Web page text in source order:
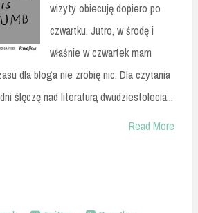
wizyty obiecuję dopiero po
czwartku. Jutro, w środę i
właśnie w czwartek mam
dla bloga nie zrobię nic. Dla czytania
ślęczę nad literaturą dwudziestolecia...
Read More